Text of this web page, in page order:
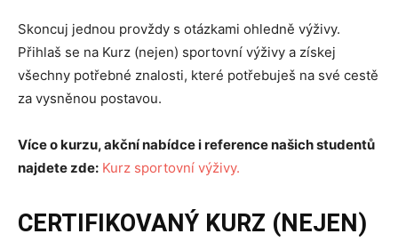
Skoncuj jednou provždy s otázkami ohledně výživy.
Přihlaš se na Kurz (nejen) sportovní výživy a získej
všechny potřebné znalosti, které potřebuješ na své cestě
za vysněnou postavou.
Více o kurzu, akční nabídce i reference našich studentů
najdetezde: Kurz sportovní výživy.
CERTIFIKOVANÝ KURZ (NEJEN)